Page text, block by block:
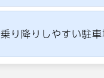
乗り降りしやすい駐